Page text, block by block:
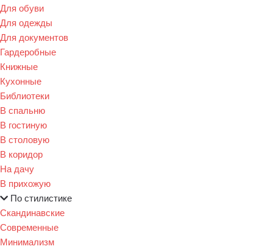
Для обуви
Для одежды
Для документов
Гардеробные
Книжные
Кухонные
Библиотеки
В спальню
В гостиную
В столовую
В коридор
На дачу
В прихожую
По стилистике
Скандинавские
Современные
Минимализм